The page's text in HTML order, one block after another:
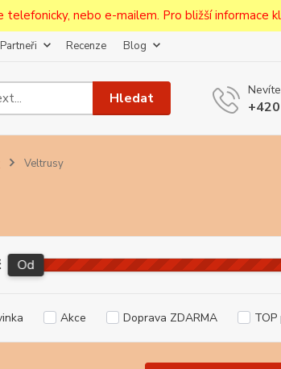
nebo e-mailem. Pro bližší informace
Partneři Recenze Blog
Hledat
Veltrusy
Od
Akce Doprava ZDARMA
nastavena sleva, případně upravena
první objednávce.
se zpracováním osobních údajůpro účely registrace.
Zavřít